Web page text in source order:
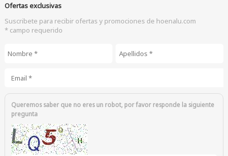
Ofertas exclusivas
Suscribete para recibir ofertas y promociones de hoenalu.com
* campo requerido
Queremos saber que no eres un robot, por favor responde la siguiente
pregunta